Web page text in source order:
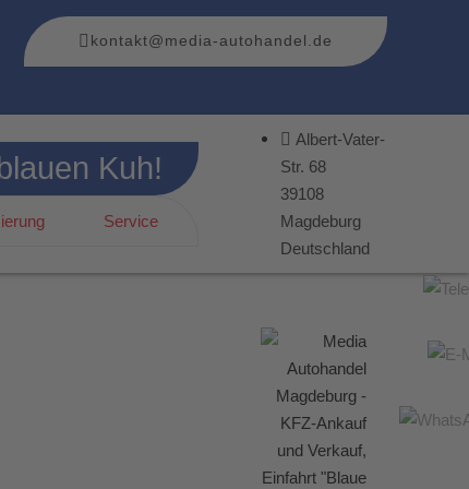
kontakt@media-autohandel.de
Kuh!
Service
Albert-Vater-
Str. 68
39108
Magdeburg
Deutschland